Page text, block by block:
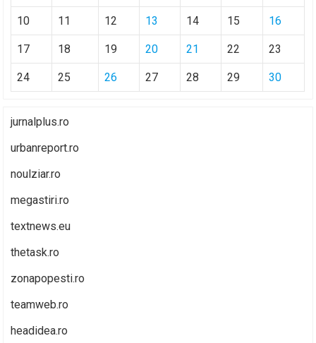
10 11 12 13 14 15 16
17 18 19 20 21 22 23
24 25 26 27 28 29 30
jurnalplus.ro
urbanreport.ro
noulziar.ro
megastiri.ro
textnews.eu
thetask.ro
zonapopesti.ro
teamweb.ro
headidea.ro